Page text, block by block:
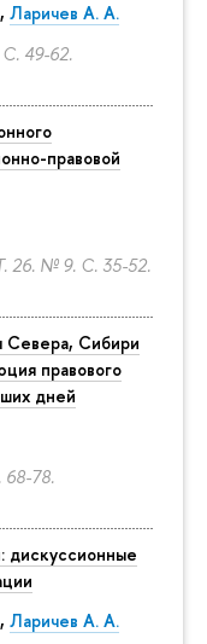
Ларичев А. А.
С. 49-62.
правовой
26. № 9. С. 35-52.
Севера, Сибири
правового
дней
68-78.
дискуссионные
Ларичев А. А.